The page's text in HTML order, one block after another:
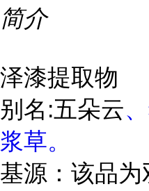
简介
泽漆提取物
别名 :五朵云
浆草。
基源：该品为